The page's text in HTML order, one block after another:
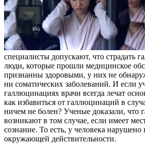
специалисты допускают, что страдать
люди, которые прошли медицинское
признанны здоровыми, у них не
ни соматических заболеваний. И если
галлюцинациях врачи всегда лечат
как избавиться от галлюцинаций в
ничем не болен? Ученые доказали, что
возникают в том случае, если имеет
сознание. То есть, у человека нарушено
окружающей действительности.